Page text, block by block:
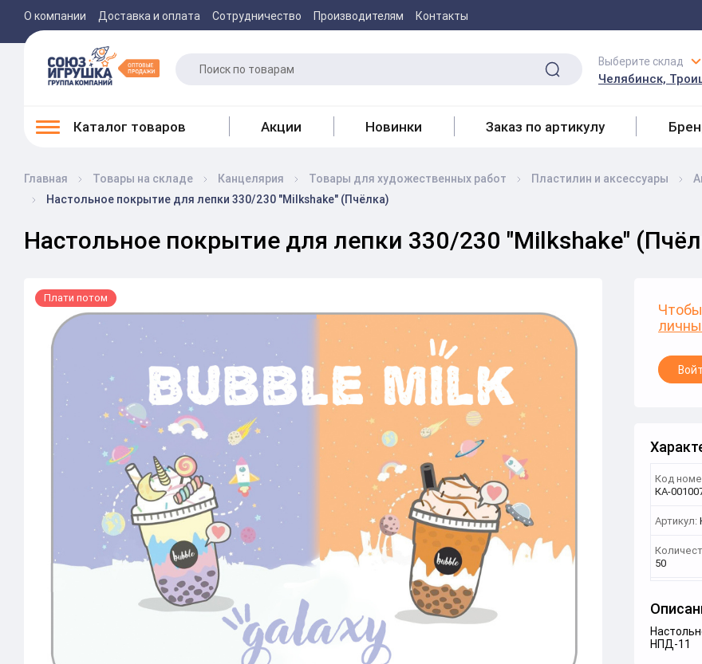
О компании Доставка и оплата Сотрудничество Производителям Контакты
Выберите склад
Челябинск,
Каталог товаров Акции Новинки Заказ по артикулу
Главная Товары на складе Канцелярия Товары для художественных работ Пластилин и аксессуары
Настольное покрытие для лепки 330/230 "Milkshake" (Пчёлка)
Настольное покрытие для лепки 330/230 "Milkshake"
Плати потом
Код
КА-
Артикул:
50
НПД-11